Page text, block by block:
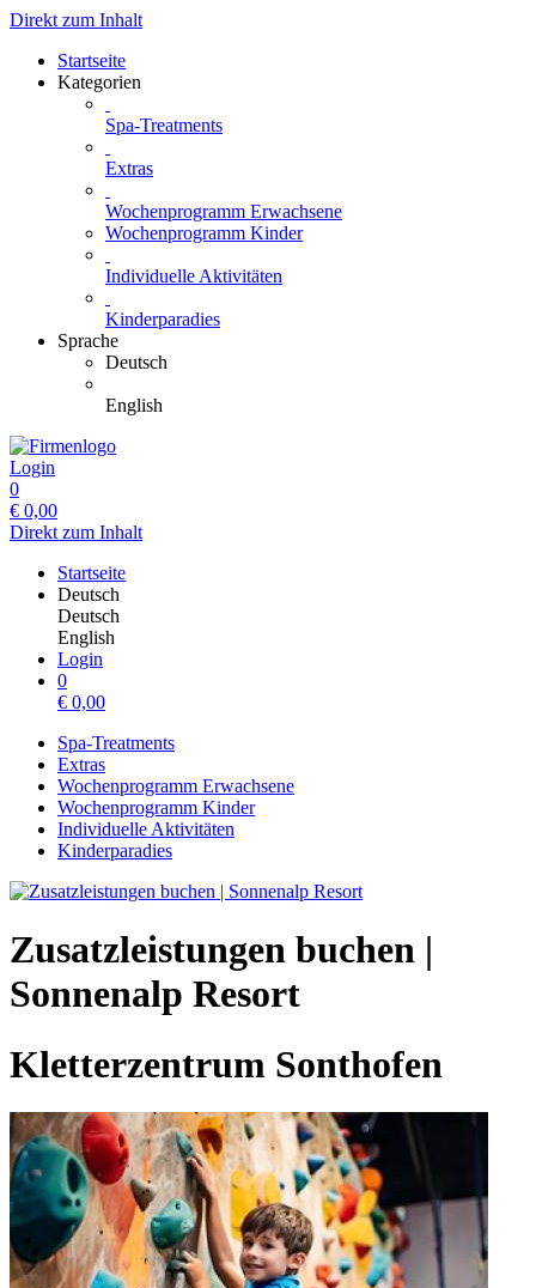
Direkt zum Inhalt
Startseite
Kategorien
Spa-Treatments
Extras
Wochenprogramm Erwachsene
Wochenprogramm Kinder
Individuelle Aktivitäten
Kinderparadies
Sprache
Deutsch
English
Login
0
€ 0,00
Direkt zum Inhalt
Startseite
Deutsch
Deutsch
English
Login
0
€ 0,00
Spa-Treatments
Extras
Wochenprogramm Erwachsene
Wochenprogramm Kinder
Individuelle Aktivitäten
Kinderparadies
Zusatzleistungen buchen |
Sonnenalp Resort
Kletterzentrum Sonthofen